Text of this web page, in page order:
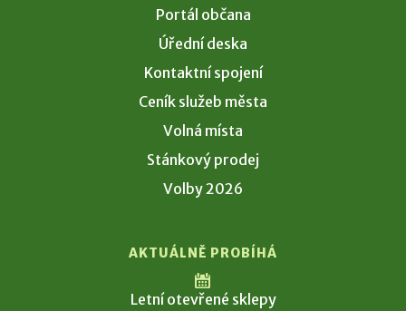
Portál občana
Úřední deska
Kontaktní spojení
Ceník služeb města
Volná místa
Stánkový prodej
Volby 2026
AKTUÁLNĚ PROBÍHÁ
Letní otevřené sklepy